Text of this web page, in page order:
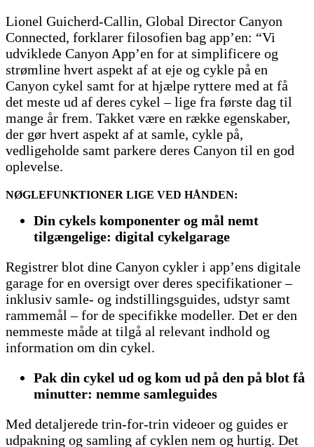
Lionel Guicherd-Callin, Global Director Canyon
Connected, forklarer filosofien bag app’en: “Vi
udviklede Canyon App’en for at simplificere og
strømline hvert aspekt af at eje og cykle på en
Canyon cykel samt for at hjælpe ryttere med at få
det meste ud af deres cykel – lige fra første dag til
mange år frem. Takket være en række egenskaber,
der gør hvert aspekt af at samle, cykle på,
vedligeholde samt parkere deres Canyon til en god
oplevelse.
NØGLEFUNKTIONER LIGE VED HÅNDEN:
Din cykels komponenter og mål nemt
tilgængelige: digital cykelgarage
Registrer blot dine Canyon cykler i app’ens digitale
garage for en oversigt over deres specifikationer –
inklusiv samle- og indstillingsguides, udstyr samt
rammemål – for de specifikke modeller. Det er den
nemmeste måde at tilgå al relevant indhold og
information om din cykel.
Pak din cykel ud og kom ud på den på blot få
minutter: nemme samleguides
Med detaljerede trin-for-trin videoer og guides er
udpakning og samling af cyklen nem og hurtig. Det